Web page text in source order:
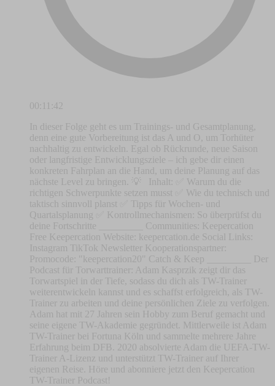
00:11:42
In dieser Folge geht es um Trainings- und Gesamtplanung,
denn eine gute Vorbereitung ist das A und O, um Torhüter
nachhaltig zu entwickeln. Egal ob Rückrunde, neue Saison
oder langfristige Entwicklungsziele – ich gebe dir einen
konkreten Fahrplan an die Hand, um deine Planung auf das
nächste Level zu bringen. 💡 Inhalt: ✅ Warum du die
richtigen Schwerpunkte setzen musst ✅ Wie du technisch und
taktisch sinnvoll planst ✅ Tipps für Wochen- und
Quartalsplanung ✅ Kontrollmechanismen: So überprüfst du
deine Fortschritte _________ Communities: ⁠⁠⁠⁠⁠⁠⁠⁠⁠⁠⁠⁠⁠⁠⁠⁠⁠⁠⁠⁠⁠⁠⁠⁠⁠⁠⁠⁠⁠⁠⁠⁠⁠⁠⁠Keepercation
Free⁠⁠⁠⁠⁠⁠⁠⁠⁠⁠⁠⁠⁠⁠⁠⁠⁠⁠⁠⁠⁠⁠⁠⁠⁠⁠⁠⁠⁠⁠⁠⁠⁠⁠⁠ ⁠⁠⁠⁠⁠⁠⁠⁠⁠⁠⁠⁠⁠⁠⁠⁠⁠⁠⁠⁠⁠⁠⁠⁠⁠⁠⁠⁠⁠⁠⁠⁠⁠⁠⁠Keepercation⁠⁠⁠⁠⁠⁠⁠⁠⁠⁠⁠⁠⁠⁠⁠⁠⁠⁠⁠⁠⁠⁠⁠⁠⁠⁠⁠⁠⁠⁠⁠⁠⁠⁠⁠ Website: ⁠⁠⁠⁠⁠⁠⁠⁠⁠⁠⁠⁠⁠⁠⁠⁠⁠⁠⁠⁠⁠⁠⁠⁠⁠⁠⁠keepercation.de⁠⁠⁠⁠⁠⁠⁠⁠⁠⁠⁠⁠⁠⁠⁠⁠⁠⁠⁠⁠⁠⁠⁠⁠⁠⁠⁠ Social Links:
⁠⁠⁠⁠⁠⁠⁠⁠⁠⁠⁠⁠⁠⁠⁠⁠⁠⁠⁠⁠⁠⁠⁠⁠⁠⁠⁠⁠⁠⁠⁠⁠⁠⁠⁠Instagram⁠⁠⁠⁠⁠⁠⁠⁠⁠⁠⁠⁠⁠⁠⁠⁠⁠⁠⁠⁠⁠⁠⁠⁠⁠⁠⁠⁠⁠⁠⁠⁠⁠⁠⁠ ⁠⁠⁠⁠⁠⁠⁠⁠⁠⁠⁠⁠⁠⁠⁠⁠⁠⁠⁠⁠⁠⁠⁠⁠⁠⁠⁠⁠⁠⁠⁠⁠⁠⁠⁠TikTok⁠⁠⁠⁠⁠⁠⁠⁠⁠⁠⁠⁠⁠⁠⁠⁠⁠⁠⁠⁠⁠⁠⁠⁠⁠⁠⁠⁠⁠⁠⁠⁠⁠⁠⁠ ⁠⁠⁠⁠⁠⁠⁠⁠⁠⁠⁠⁠⁠⁠⁠⁠⁠⁠⁠⁠⁠⁠⁠⁠⁠⁠⁠⁠⁠⁠⁠⁠⁠⁠⁠Newsletter⁠⁠⁠⁠⁠⁠⁠⁠⁠⁠⁠⁠⁠⁠⁠⁠⁠⁠⁠⁠⁠⁠⁠⁠⁠⁠⁠⁠⁠⁠⁠⁠⁠⁠⁠ Kooperationspartner:
Promocode: "keepercation20" ⁠⁠⁠⁠⁠⁠⁠⁠Catch & Keep⁠⁠⁠⁠⁠⁠⁠⁠ _________ Der
Podcast für Torwarttrainer: Adam Kasprzik zeigt dir das
Torwartspiel in der Tiefe, sodass du dich als TW-Trainer
weiterentwickeln kannst und es schaffst erfolgreich, als TW-
Trainer zu arbeiten und deine persönlichen Ziele zu verfolgen.
Adam hat mit 27 Jahren sein Hobby zum Beruf gemacht und
seine eigene TW-Akademie gegründet. Mittlerweile ist Adam
TW-Trainer bei Fortuna Köln und sammelte mehrere Jahre
Erfahrung beim DFB. 2020 absolvierte Adam die UEFA-TW-
Trainer A-Lizenz und unterstützt TW-Trainer auf Ihrer
eigenen Reise. Höre und abonniere jetzt den Keepercation
TW-Trainer Podcast!